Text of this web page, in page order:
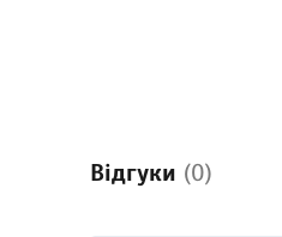
Відгуки (0)